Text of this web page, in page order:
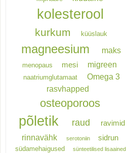
kolesterool
kurkum küüslauk
magneesium maks
menopaus mesi migreen
naatriumglutamaat
Omega 3
rasvhapped
osteoporoos
põletik raud ravimid
rinnavähk serotoniin sidrun
südamehaigused sünteetilised lisaained